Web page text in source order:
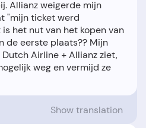
Allianz weigerde mijn
"mijn ticket werd
het nut van het kopen van
de eerste plaats?? Mijn
Airline + Allianz ziet,
weg en vermijd ze
Show translation